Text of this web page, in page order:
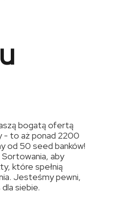
bogatą ofertą
- to aż ponad 2200
od 50 seed banków!
Sortowania, aby
które spełnią
Jesteśmy pewni,
siebie.